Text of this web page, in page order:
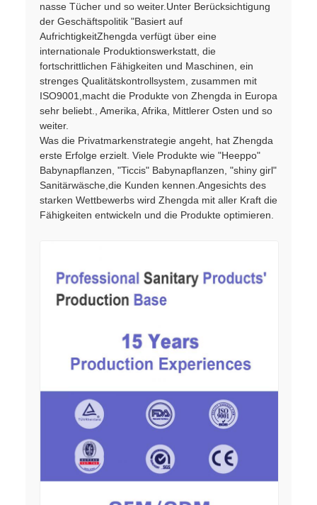
nasse Tücher und so weiter.Unter Berücksichtigung
der Geschäftspolitik "Basiert auf
AufrichtigkeitZhengda verfügt über eine
internationale Produktionswerkstatt, die
fortschrittlichen Fähigkeiten und Maschinen, ein
strenges Qualitätskontrollsystem, zusammen mit
ISO9001,macht die Produkte von Zhengda in Europa
sehr beliebt., Amerika, Afrika, Mittlerer Osten und so
weiter.
Was die Privatmarkenstrategie angeht, hat Zhengda
erste Erfolge erzielt. Viele Produkte wie "Heeppo"
Babynapflanzen, "Ticcis" Babynapflanzen, "shiny girl"
Sanitärwäsche,die Kunden kennen.Angesichts des
starken Wettbewerbs wird Zhengda mit aller Kraft die
Fähigkeiten entwickeln und die Produkte optimieren.